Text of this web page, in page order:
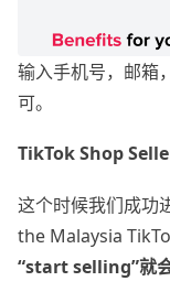
输入手机号，邮箱
可。
TikTok Shop
这个时候我们成功
the Malaysia
“start selling”就